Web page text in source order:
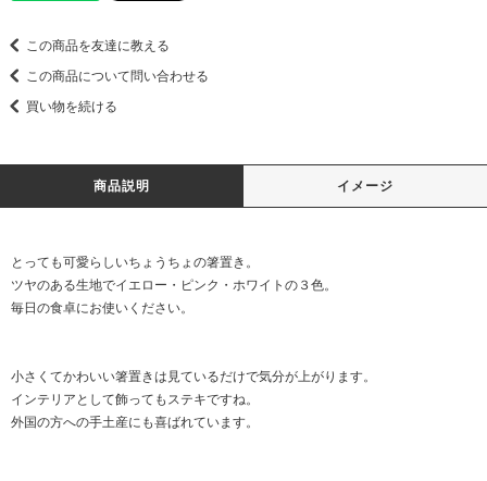
この商品を友達に教える
この商品について問い合わせる
買い物を続ける
商品説明 イメージ
とっても可愛らしいちょうちょの箸置き。
ツヤのある生地でイエロー・ピンク・ホワイトの３色。
毎日の食卓にお使いください。
小さくてかわいい箸置きは見ているだけで気分が上がります。
インテリアとして飾ってもステキですね。
外国の方への手土産にも喜ばれています。